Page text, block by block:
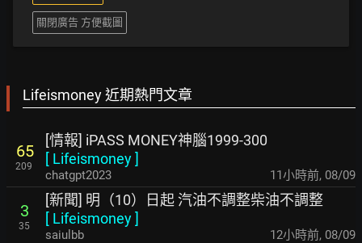
關閉廣告 方便截圖
Lifeismoney 近期熱門文章
65
209
[情報] iPASS MONEY神腦1999-300
[ Lifeismoney]
chatgpt2023 11小時前, 08/09
3
35
[新聞] 明（10）日起 汽油不調整柴油不調整
[ Lifeismoney]
saiulbb 12小時前, 08/09